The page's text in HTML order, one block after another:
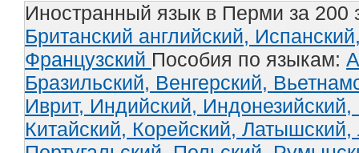
Иностранный язык в Перми за 200
Британский английский,
Французский Пособия по языкам:
Бразильский, Венгерский,
Иврит, Индийский, Индонезийский,
Китайский, Корейский, Латышский,